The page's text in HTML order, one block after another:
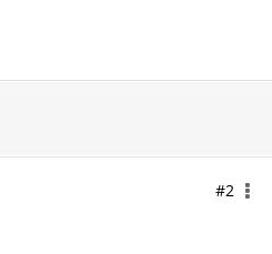
#2